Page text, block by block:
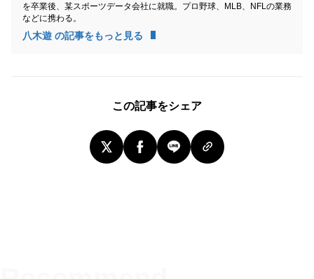
を卒業後、某スポーツデータ会社に就職。プロ野球、MLB、NFLの業務
などに携わる。
八木遊 の記事をもっと見る
この記事をシェア